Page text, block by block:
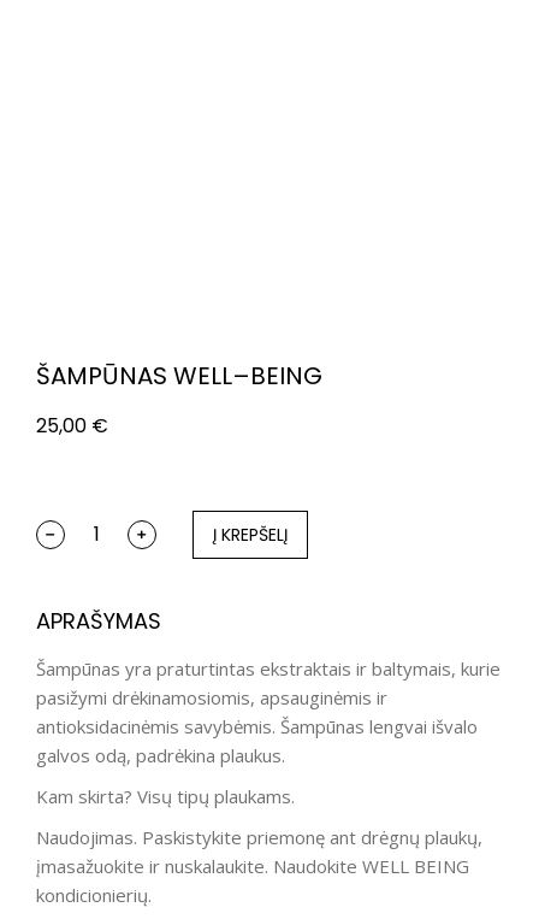
ŠAMPŪNAS WELL–BEING
25,00 €
Į KREPŠELĮ
APRAŠYMAS
Šampūnas yra praturtintas ekstraktais ir baltymais, kurie
pasižymi drėkinamosiomis, apsauginėmis ir
antioksidacinėmis savybėmis. Šampūnas lengvai išvalo
galvos odą, padrėkina plaukus.
Kam skirta? Visų tipų plaukams.
Naudojimas. Paskistykite priemonę ant drėgnų plaukų,
įmasažuokite ir nuskalaukite. Naudokite WELL BEING
kondicionierių.